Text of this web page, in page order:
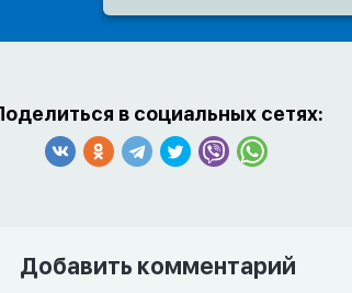
в социальных сетях:
Добавить комментарий